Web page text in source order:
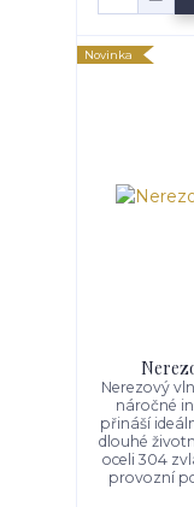
Novinka
Nerezový
náročné
přináší
dlouhé
oceli 304
provozní